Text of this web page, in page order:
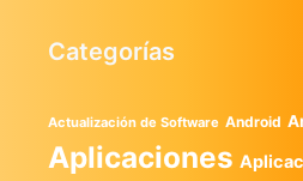
Categorías
Actualización de Software Android
Aplicaciones